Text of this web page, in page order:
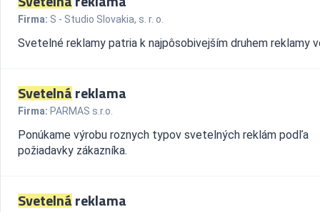
Firma: S - Studio Slovakia, s. r. o.
Svetelné reklamy patria k najpôsobivejším druhem reklamy
Svetelnáreklama
Firma: PARMAS s.r.o.
Ponúkame výrobu roznych typov svetelných reklám podľa
požiadavky zákazníka.
Svetelnáreklama